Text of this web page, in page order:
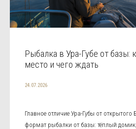
Рыбалка в Ура-Губе от базы:
место и чего ждать
24.07.2026
Главное отличие Ура-Губы от
формат рыбалки от базы: тёплый